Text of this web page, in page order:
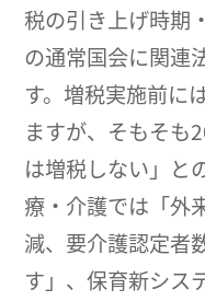
税の引き上げ時期
の通常国会に関連
す。増税実施前に
ますが、そもそも
は増税しない」と
療・介護では「外
減、要介護認定者
す」、保育新シス